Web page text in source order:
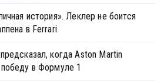
история». Леклер не боится
в Ferrari
когда Aston Martin
в Формуле 1